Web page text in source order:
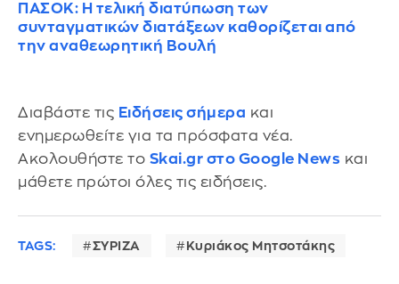
ΠΑΣΟΚ: Η τελική διατύπωση των
συνταγματικών διατάξεων καθορίζεται από
την αναθεωρητική Βουλή
Διαβάστε τις Ειδήσεις σήμερα και
ενημερωθείτε για τα πρόσφατα νέα.
Ακολουθήστε το Skai.gr στο Google News και
μάθετε πρώτοι όλες τις ειδήσεις.
TAGS: ΣΥΡΙΖΑ Κυριάκος Μητσοτάκης